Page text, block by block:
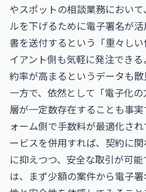
やスポットの相談業務におい
ルを下げるために電子署名が
書を送付するという「重々し
イアント側も気軽に発注でき
約率が高まるというデータも散
一方で、依然として「電子化
層が一定数存在することも事
ォーム側で手数料が最適化さ
ービスを併用すれば、契約に
に抑えつつ、安全な取引が可
は、まず少額の案件から電子